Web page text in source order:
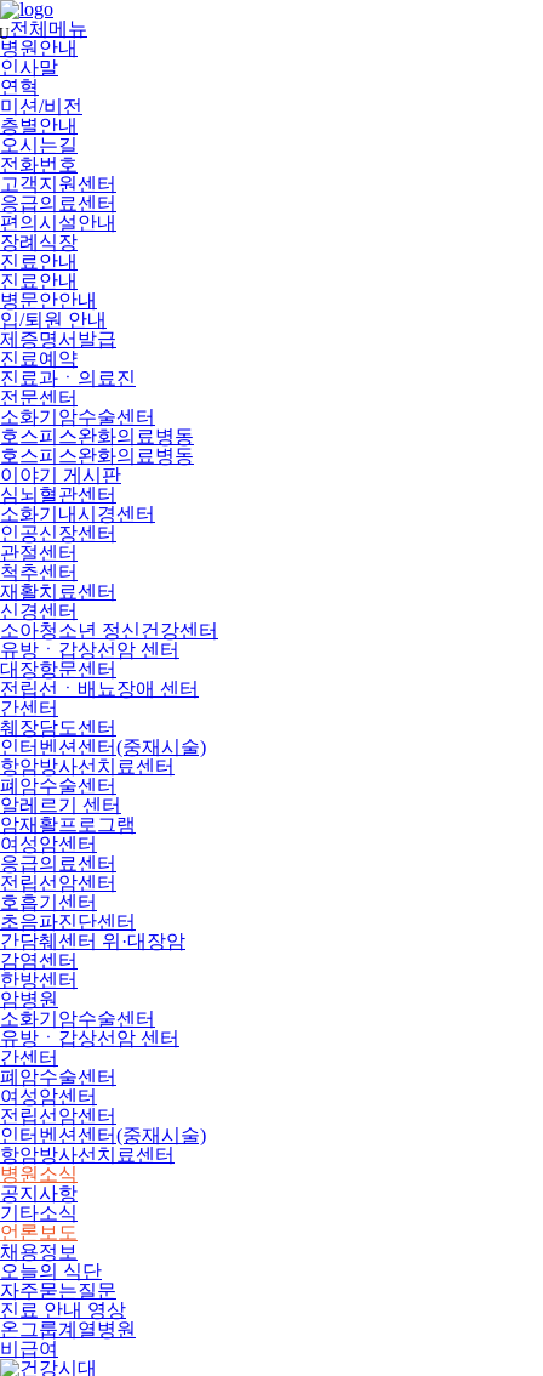
메
뉴
건
너
뛰
기
전체메뉴
병원안내
인사말
연혁
미션/비전
층별안내
오시는길
전화번호
고객지원센터
응급의료센터
편의시설안내
장례식장
진료안내
진료안내
병문안안내
입/퇴원 안내
제증명서발급
진료예약
진료과ㆍ의료진
전문센터
소화기암수술센터
호스피스완화의료병동
호스피스완화의료병동
이야기 게시판
심뇌혈관센터
소화기내시경센터
인공신장센터
관절센터
척추센터
재활치료센터
신경센터
소아청소년 정신건강센터
유방ㆍ갑상선암 센터
대장항문센터
전립선ㆍ배뇨장애 센터
간센터
췌장담도센터
인터벤션센터(중재시술)
항암방사선치료센터
폐암수술센터
알레르기 센터
암재활프로그램
여성암센터
응급의료센터
전립선암센터
호흡기센터
초음파진단센터
간담췌센터 위·대장암
감염센터
한방센터
암병원
소화기암수술센터
유방ㆍ갑상선암 센터
간센터
폐암수술센터
여성암센터
전립선암센터
인터벤션센터(중재시술)
항암방사선치료센터
병원소식
공지사항
기타소식
언론보도
채용정보
오늘의 식단
자주묻는질문
진료 안내 영상
온그룹계열병원
비급여